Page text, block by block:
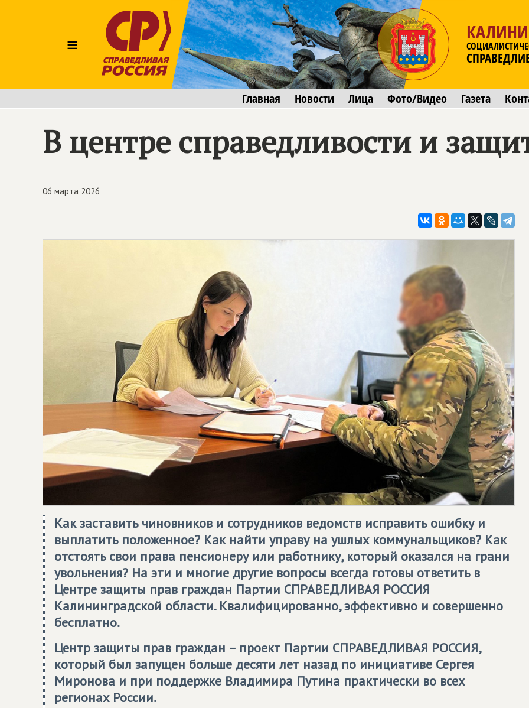
≡
Главная Новости Лица Фото/Видео Газета
В центре справедливости и
06 марта 2026
Как заставить чиновников и сотрудников ведомств исправить ошибку и
выплатить положенное? Как найти управу на ушлых коммунальщиков? Как
отстоять свои права пенсионеру или работнику, который оказался на грани
увольнения? На эти и многие другие вопросы всегда готовы ответить в
Центре защиты прав граждан Партии СПРАВЕДЛИВАЯ РОССИЯ
Калининградской области. Квалифицированно, эффективно и совершенно
бесплатно.
Центр защиты прав граждан – проект Партии СПРАВЕДЛИВАЯ РОССИЯ,
который был запущен больше десяти лет назад по инициативе Сергея
Миронова и при поддержке Владимира Путина практически во всех
регионах России.